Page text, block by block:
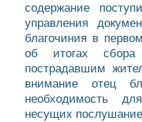
содержание
управления
благочиния в
об итогах сбора
пострадавшим
внимание отец
необходимость
несущих